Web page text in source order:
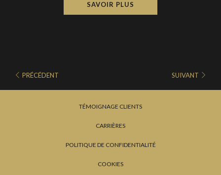
SAVOIR PLUS
PRÉCÉDENT SUIVANT
TÉMOIGNAGE CLIENTS
CARRIÈRES
POLITIQUE DE CONFIDENTIALITÉ
COOKIES